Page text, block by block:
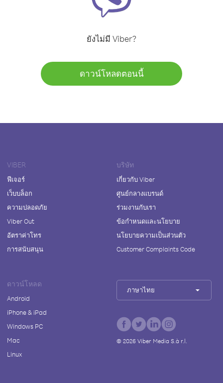
ยังไม่มี Viber?
ดาวน์โหลดตอนนี้
VIBER
ฟีเจอร์
เว็บบล็อก
ความปลอดภัย
Viber Out
อัตราค่าโทร
การสนับสนุน
บริษัท
เกี่ยวกับ Viber
ศูนย์กลางแบรนด์
ร่วมงานกับเรา
ข้อกำหนดและนโยบาย
นโยบายความเป็นส่วนตัว
Customer Complaints Code
ดาวน์โหลด
Android
iPhone & iPad
Windows PC
Mac
Linux
ภาษาไทย
© 2026Viber Media S.à r.l.